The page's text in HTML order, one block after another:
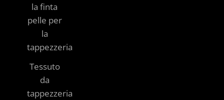
la finta
pelle per
la
tappezzeria
Tessuto
da
tappezzeria